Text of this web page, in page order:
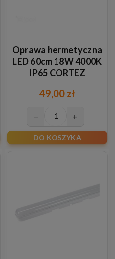
Oprawa hermetyczna
LED 60cm 18W 4000K
IP65 CORTEZ
49,00 zł
− +
DO KOSZYKA